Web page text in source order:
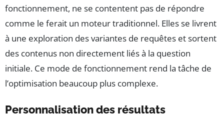
fonctionnement, ne se contentent pas de répondre
comme le ferait un moteur traditionnel. Elles se livrent
à une exploration des variantes de requêtes et sortent
des contenus non directement liés à la question
initiale. Ce mode de fonctionnement rend la tâche de
l’optimisation beaucoup plus complexe.
Personnalisation des résultats